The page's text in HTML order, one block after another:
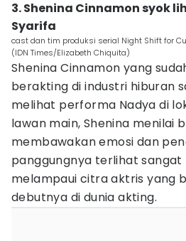
3. Shenina Cinnamon syok
Syarifa
cast dan tim produksi serial Night Shift for
(IDN Times/Elizabeth Chiquita)
Shenina Cinnamon yang
berakting di industri hiburan
melihat performa Nadya di
lawan main, Shenina menilai
membawakan emosi dan
panggungnya terlihat sangat
melampaui citra aktris yang
debutnya di dunia akting.